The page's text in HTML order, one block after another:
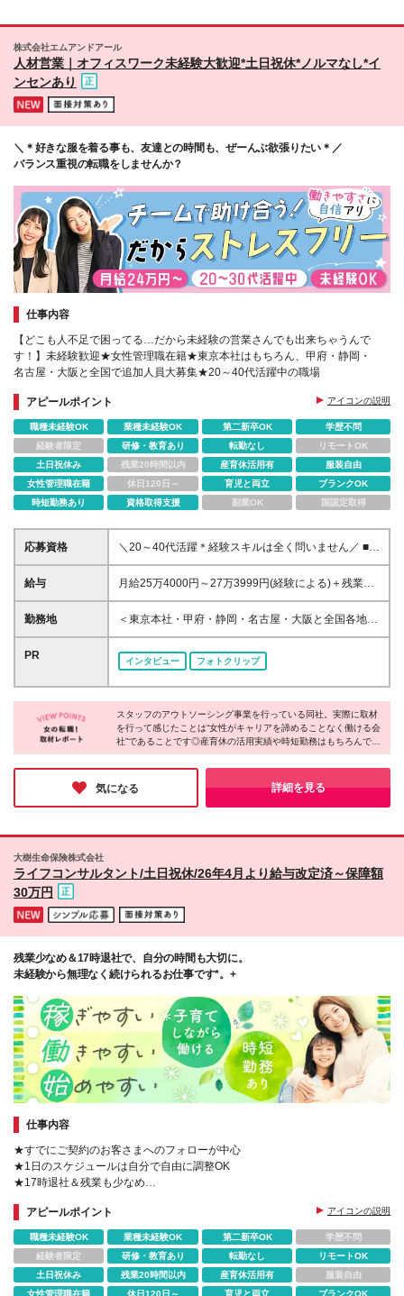
株式会社エムアンドアール
人材営業｜オフィスワーク未経験大歓迎*土日祝休*ノルマなし*イ
ンセンあり
＼＊好きな服を着る事も、友達との時間も、ぜーんぶ欲張りたい＊／
バランス重視の転職をしませんか？
仕事内容
【どこも人不足で困ってる…だから未経験の営業さんでも出来ちゃうんで
す！】未経験歓迎★女性管理職在籍★東京本社はもちろん、甲府・静岡・
名古屋・大阪と全国で追加人員大募集★20～40代活躍中の職場
アピールポイント アイコンの説明
職種未経験OK 業種未経験OK 第二新卒OK
学歴不問
経験者限定
研修・教育あり 転勤なし
リモートOK
土日祝休み
残業20時間以内 産育休活用有
服装自由
女性管理職在籍
休日120日～ 育児と両立
ブランクOK
時短勤務あり
資格取得支援 副業OK 国認定取得
応募資格
＼20～40代活躍＊経験スキルは全く問いません／ ■未
経験歓迎 ■学歴不問 ＼こんな方が活躍中／ ・飲食ア
ルバイトでの接客経験を活かしている方 ・未経験か
な仕事がしたい方 ・BtoBのお仕事に挑戦したい方
など
給与
月給25万4000円～27万3999円(経験による)＋残業代
＋インセンティブ＋各種手当 ※頑張った分、しっかり
インセンティブをGET！ ※試用期間3ヶ月あり（条件
過した際は別途残業代を支給いたします
勤務地
＜東京本社・甲府・静岡・名古屋・大阪と全国各地で
大募集★＞ ■東京本社 東京都渋谷区千駄ヶ谷5-18-20
代々木フォレストビル9階 ■甲府営業所（車通勤あ
り） 山梨県甲府市丸の内3-1-6 山梨316ビル6階 ■静
岡営業所（車通勤あり） 静岡県沼津市大手町1-1-3
沼津産業ビル3階E号室 ■名古屋営業所（車通勤あり）
愛知県名古屋市中村区名駅南2-11-44 ＧＳ名駅南ビ
ル2階 ■大阪営業所 大阪府大阪市中央区道修町3-4-
11 新芝川ビル5階 500号室 ※入社後は関連会社
ます ∟東京都渋谷区千駄ヶ谷5-18-20 代々木フォレス
トビル6階 ※変更の範囲：上記を除く当社関連勤務地
PR
インタビュー フォトクリップ
スタッフのアウトソーシング事業を行っている同社。実際に取材
を行って感じたことは“女性がキャリアを諦めることなく働ける会
社”であることです◎産育休の活用実績や時短勤務はもちろんです
が、何事も相談しやすい雰囲気。ライフイベントを経ても活躍す
る女性が多く、「キャリアを諦めることなく活躍し続けたい」と
いうお気持ちの方が、安心して働き続けられる環境を整えられて
いました。
気になる 詳細を見る
大樹生命保険株式会社
ライフコンサルタント/土日祝休/26年4月より給与改定済～保障額
30万円
残業少なめ＆17時退社で、自分の時間も大切に。
未経験から無理なく続けられるお仕事です*。+
仕事内容
★すでにご契約のお客さまへのフォローが中心
★1日のスケジュールは自分で自由に調整OK
★17時退社＆残業も少なめ
★完全週休2日（土日祝）・年間休日120日以上
アピールポイント アイコンの説明
職種未経験OK 業種未経験OK 第二新卒OK
学歴不問
経験者限定
研修・教育あり 転勤なし
リモートOK
土日祝休み
残業20時間以内 産育休活用有
服装自由
女性管理職在籍
休日120日～ 育児と両立 ブランクOK